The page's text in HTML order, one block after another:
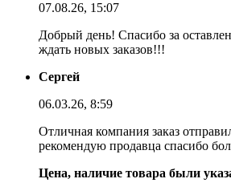
07.08.26, 15:07
Добрый день! Спасибо за
ждать новых заказов!!!
Сергей
06.03.26, 8:59
Отличная компания заказ
рекомендую продавца спасибо
Цена, наличие товара были